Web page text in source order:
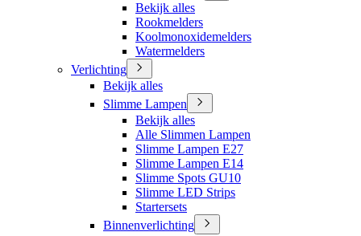
Bekijk alles
Rookmelders
Koolmonoxidemelders
Watermelders
Verlichting
Bekijk alles
Slimme Lampen
Bekijk alles
Alle Slimmen Lampen
Slimme Lampen E27
Slimme Lampen E14
Slimme Spots GU10
Slimme LED Strips
Startersets
Binnenverlichting